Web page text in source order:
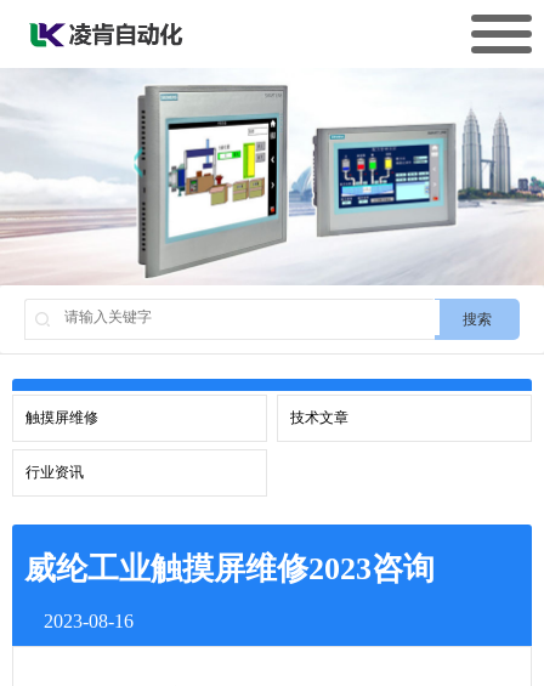
搜索
触摸屏维修 技术文章
行业资讯
威纶工业触摸屏维修2023咨询
2023-08-16